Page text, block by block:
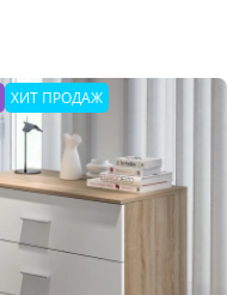
ХИТ ПРОДАЖ